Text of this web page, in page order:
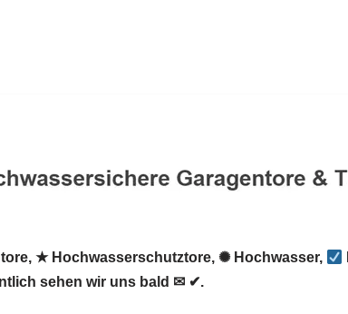
★ Hochwasserschutztore, ✺ Hochwasser,
sehen wir uns bald ✉ ✔.